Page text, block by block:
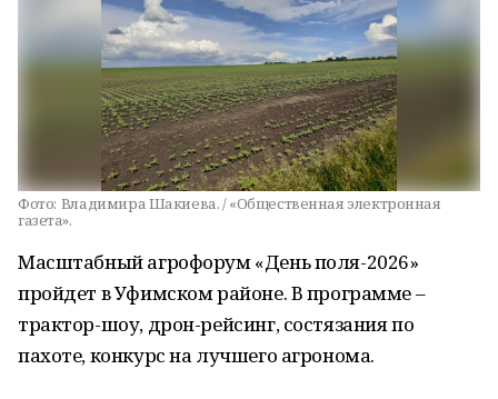
Фото: Владимира Шакиева. / «Общественная электронная
газета».
Масштабный агрофорум «День поля-2026»
пройдет в Уфимском районе. В программе –
трактор-шоу, дрон-рейсинг, состязания по
пахоте, конкурс на лучшего агронома.